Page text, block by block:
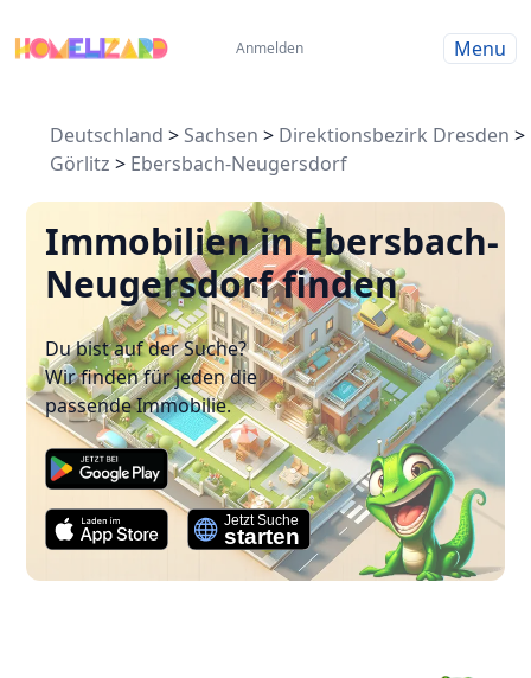
Anmelden Menu
Deutschland > Sachsen > Direktionsbezirk Dresden >
Görlitz > Ebersbach-Neugersdorf
Immobilien in Ebersbach-
Neugersdorf finden
Du bist auf der Suche?
Wir finden für jeden die
passende Immobilie.